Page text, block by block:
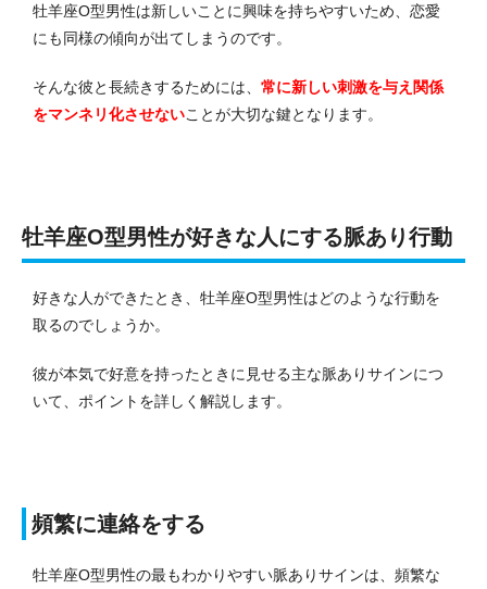
牡羊座O型男性は新しいことに興味を持ちやすいため、恋愛
にも同様の傾向が出てしまうのです。
そんな彼と長続きするためには、 常に新しい刺激を与え関係
をマンネリ化させないことが大切な鍵となります。
牡羊座O型男性が好きな人にする脈あり行動
好きな人ができたとき、牡羊座O型男性はどのような行動を
取るのでしょうか。
彼が本気で好意を持ったときに見せる主な脈ありサインにつ
いて、ポイントを詳しく解説します。
頻繁に連絡をする
牡羊座O型男性の最もわかりやすい脈ありサインは、頻繁な